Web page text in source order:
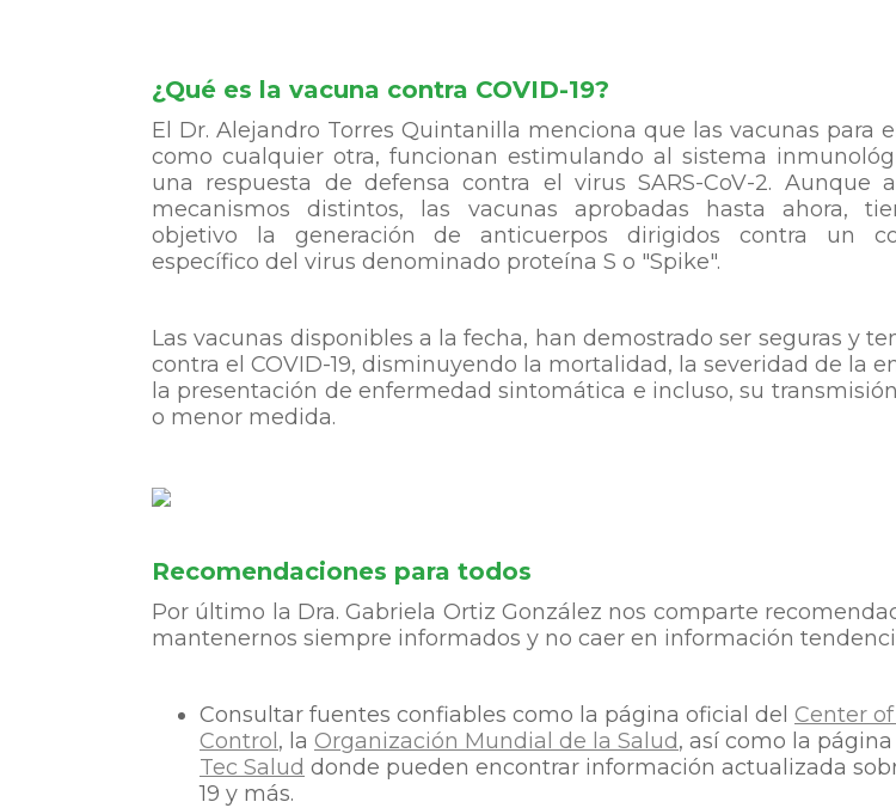
¿Qué es la vacuna contra COVID-19?
El Dr. Alejandro Torres Quintanilla menciona que las vacunas para el
como cualquier otra, funcionan estimulando al sistema
una respuesta de defensa contra el virus SARS-CoV-2. Aunque
mecanismos distintos, las vacunas aprobadas hasta ahora,
objetivo la generación de anticuerpos dirigidos contra un
específico del virus denominado proteína S o "Spike".
Las vacunas disponibles a la fecha, han demostrado ser seguras y
contra el COVID-19, disminuyendo la mortalidad, la severidad de la
la presentación de enfermedad sintomática e incluso, su
o menor medida.
Recomendaciones para todos
Por último la Dra. Gabriela Ortiz González nos comparte
mantenernos siempre informados y no caer en información
Consultar fuentes confiables como la página oficial del Center
Control, la Organización Mundial de la Salud, así como la
Tec Salud donde pueden encontrar información actualizada
19 y más.